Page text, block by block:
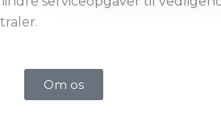
Om os